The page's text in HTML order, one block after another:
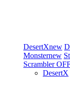
DesertXnew
Monsternew
Scrambler
DesertX